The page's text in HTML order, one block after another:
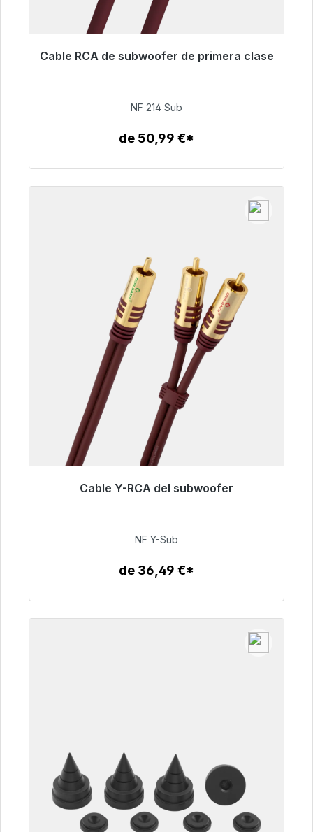
Cable RCA de subwoofer de primera clase
Listo para envío inmediato, plazo de entrega
94,00 €
NF 214 Sub
de 50,99 €*
Cable Y-RCA del subwoofer
Listo para envío inmediato, plazo de entrega
50,99 €
NF Y-Sub
de 36,49 €*